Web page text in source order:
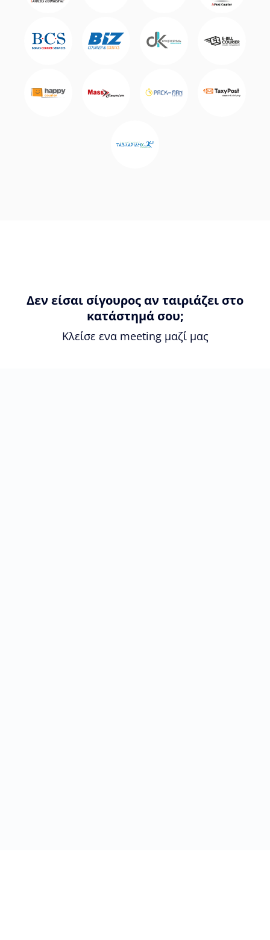
Δεν είσαι σίγουρος αν ταιριάζει στο
κατάστημά σου;
Κλείσε ενα meeting μαζί μας